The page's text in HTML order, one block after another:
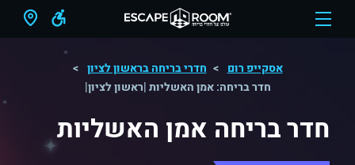
אסקייפ רום
חדרי בריחה בראשון לציון
חדר בריחה: אמן האשליות |ראשון לציון|
חדר בריחה אמן האשליות